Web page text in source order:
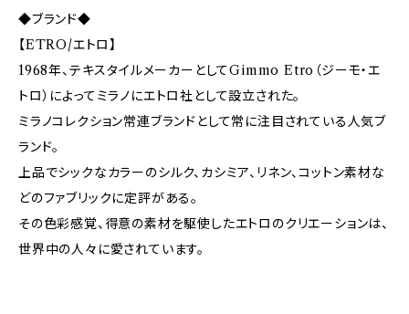
◆ブランド◆
【ETRO/エトロ】
1968年、テキスタイルメーカーとしてGimmo Etro（ジーモ・エ
トロ）によってミラノにエトロ社として設立された。
ミラノコレクション常連ブランドとして常に注目されている人気ブ
ランド。
上品でシックなカラーのシルク、カシミア、リネン、コットン素材な
どのファブリックに定評がある。
その色彩感覚、得意の素材を駆使したエトロのクリエーションは、
世界中の人々に愛されています。